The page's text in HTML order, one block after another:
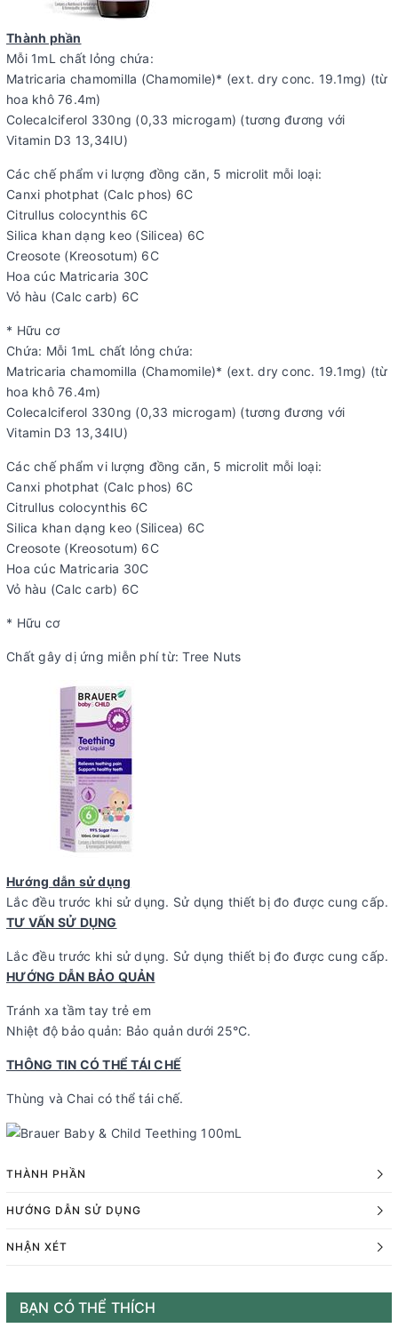
Thành phần
Mỗi 1mL chất lỏng chứa:
Matricaria chamomilla (Chamomile)* (ext. dry conc. 19.1mg) (từ
hoa khô 76.4m)
Colecalciferol 330ng (0,33 microgam) (tương đương với
Vitamin D3 13,34IU)
Các chế phẩm vi lượng đồng căn, 5 microlit mỗi loại:
Canxi photphat (Calc phos) 6C
Citrullus colocynthis 6C
Silica khan dạng keo (Silicea) 6C
Creosote (Kreosotum) 6C
Hoa cúc Matricaria 30C
Vỏ hàu (Calc carb) 6C
* Hữu cơ
Chứa: Mỗi 1mL chất lỏng chứa:
Matricaria chamomilla (Chamomile)* (ext. dry conc. 19.1mg) (từ
hoa khô 76.4m)
Colecalciferol 330ng (0,33 microgam) (tương đương với
Vitamin D3 13,34IU)
Các chế phẩm vi lượng đồng căn, 5 microlit mỗi loại:
Canxi photphat (Calc phos) 6C
Citrullus colocynthis 6C
Silica khan dạng keo (Silicea) 6C
Creosote (Kreosotum) 6C
Hoa cúc Matricaria 30C
Vỏ hàu (Calc carb) 6C
* Hữu cơ
Chất gây dị ứng miễn phí từ: Tree Nuts
Hướng dẫn sử dụng
Lắc đều trước khi sử dụng. Sử dụng thiết bị đo được cung cấp.
TƯ VẤN SỬ DỤNG
Lắc đều trước khi sử dụng. Sử dụng thiết bị đo được cung cấp.
HƯỚNG DẪN BẢO QUẢN
Tránh xa tầm tay trẻ em
Nhiệt độ bảo quản: Bảo quản dưới 25°C.
THÔNG TIN CÓ THỂ TÁI CHẾ
Thùng và Chai có thể tái chế.
THÀNH PHẦN
HƯỚNG DẪN SỬ DỤNG
NHẬN XÉT
BẠN CÓ THỂ THÍCH